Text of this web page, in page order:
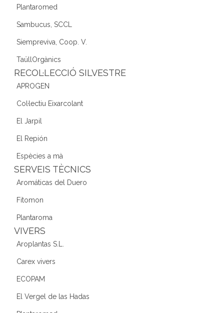
Plantaromed
Sambucus, SCCL
Siempreviva, Coop. V.
TaüllOrgànics
RECOL·LECCIÓ SILVESTRE
APROGEN
Col·lectiu Eixarcolant
El Jarpil
El Repión
Espècies a mà
SERVEIS TÈCNICS
Aromáticas del Duero
Fitomon
Plantaroma
VIVERS
Aroplantas S.L.
Carex vivers
ECOPAM
El Vergel de las Hadas